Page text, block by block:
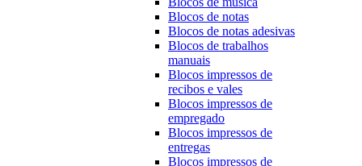
Blocos de notas
Blocos de notas adesivas
Blocos de trabalhos
manuais
Blocos impressos de
recibos e vales
Blocos impressos de
empregado
Blocos impressos de
entregas
Blocos impressos de